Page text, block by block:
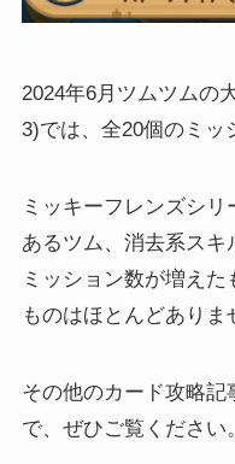
2024年6月ツムツムの
3)では、全20個のミッ
ミッキーフレンズシ
あるツム、消去系スキ
ミッション数が増え
ものはほとんどありま
その他のカード攻略
で、ぜひご覧ください。